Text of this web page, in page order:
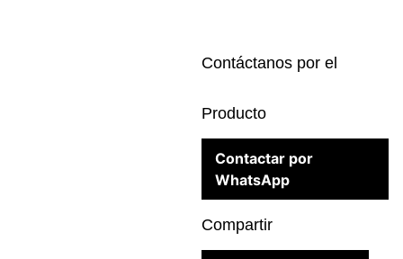
Contáctanos por el
Producto
Contactar por
WhatsApp
Compartir